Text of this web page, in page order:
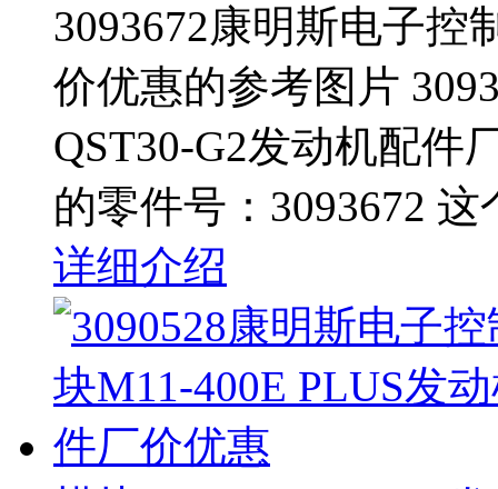
3093672康明斯电子控
价优惠的参考图片
QST30-G2发动机配件
的零件号：3093672
详细介绍